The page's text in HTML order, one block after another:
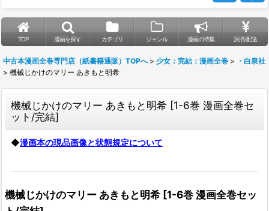
TOP 漫画を探す カテゴリ ジャンル 漫画の特集 決済/配送
中古本漫画全巻専門店（紙書籍通販）TOPへ > 少女：完結：漫画全巻 > ・白泉社
> 機械じかけのマリー あきもと明希
機械じかけのマリー あきもと明希 [1-6巻 漫画全巻セ
ット/完結]
◆漫画本の現品画像と状態規定について
機械じかけのマリー あきもと明希 [1-6巻 漫画全巻セッ